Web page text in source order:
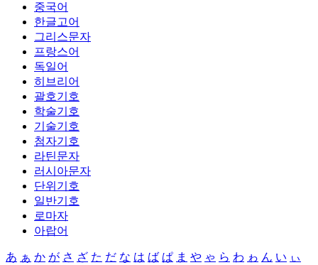
중국어
한글고어
그리스문자
프랑스어
독일어
히브리어
괄호기호
학술기호
기술기호
첨자기호
라틴문자
러시아문자
단위기호
일반기호
로마자
아랍어
あ ぁ か が さ ざ た だ な は ば ぱ ま や ゃ ら わ ゎ ん い ぃ